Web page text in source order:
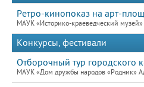
Ретро-кинопоказ на арт-
МАУК «Историко-краеведческий
Конкурсы, фестивали
Отборочный тур городского
МАУК «Дом дружбы народов «Родник»